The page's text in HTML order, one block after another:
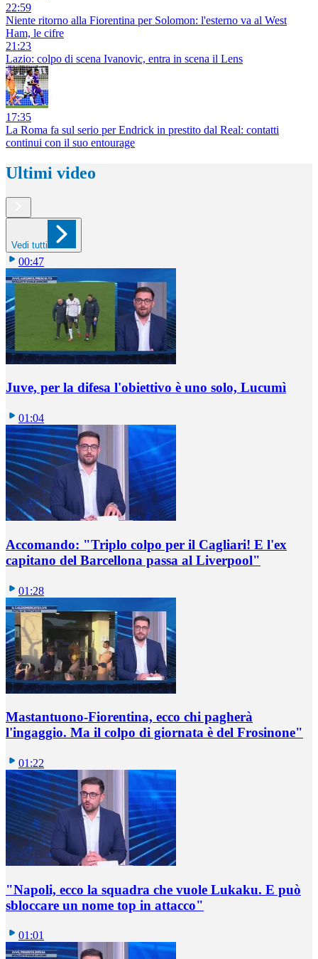
22:59
Niente ritorno alla Fiorentina per Solomon: l'esterno va al West
Ham, le cifre
21:23
Lazio: colpo di scena Ivanovic, entra in scena il Lens
17:35
La Roma fa sul serio per Endrick in prestito dal Real: contatti
continui con il suo entourage
Ultimi video
Vedi tutti
00:47
Juve, per la difesa l'obiettivo è uno solo, Lucumì
01:04
Accomando: "Triplo colpo per il Cagliari! E l'ex
capitano del Barcellona passa al Liverpool"
01:28
Mastantuono-Fiorentina, ecco chi pagherà
l'ingaggio. Ma il colpo di giornata è del Frosinone"
01:22
"Napoli, ecco la squadra che vuole Lukaku. E può
sbloccare un nome top in attacco"
01:01